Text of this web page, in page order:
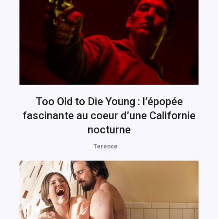
Too Old to Die Young : l’épopée
fascinante au coeur d’une Californie
nocturne
Terence